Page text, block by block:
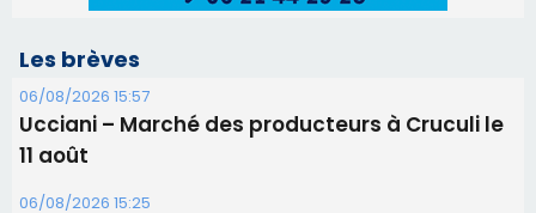
Alata - Soirée Tango Argentin au stade de San
Benedetto
05/08/2026 09:53
Biguglia : messe de la Sainte-Marie et
procession le 14 août